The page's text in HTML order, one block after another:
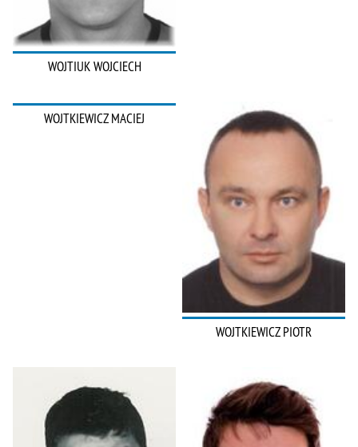
WOJTIUK WOJCIECH
WOJTKIEWICZ MACIEJ
WOJTKIEWICZ PIOTR